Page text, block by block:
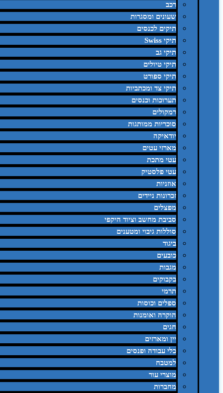
רכב
שעונים ומסגרות
תיקים לכנסים
תיקי Swiss
תיקי גב
תיקי טיולים
תיקי ספורט
תיקי צד ומכתביות
תערוכות וכנסים
רמקולים
סוכריות ממותגות
יודאיקה
מארזי עטים
עטי מתכת
עטי פלסטיק
אוזניות
זכרונות ניידים
מפצלים
סביבת מחשב וציוד היקפי
סוללות גיבוי ומטענים
ביגוד
כובעים
מגבות
בקבוקים
תרמי
ספלים וכוסות
הוקרה ואומנות
חגים
יין ומארזים
כלי עבודה ופנסים
למטבח
מוצרי עור
מחברות